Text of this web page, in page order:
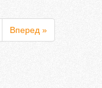
Вперед »